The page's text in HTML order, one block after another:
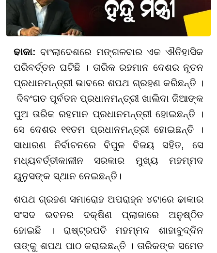
ଢାକା: ବାଂଲାଦେଶରେ ମଙ୍ଗଳବାର ଏକ ଐତିହାସିକ
ପରିବର୍ତ୍ତନ ଘଟିଛି । ତାରିକ ରହମାନ ଦେଶର ନୂତନ
ପ୍ରଧାନମନ୍ତ୍ରୀ ଭାବରେ ଶପଥ ଗ୍ରହଣ କରିଛନ୍ତି ।
ଦିବଂଗତ ପୂର୍ବତନ ପ୍ରଧାନମନ୍ତ୍ରୀ ଖାଲିଦା ଜିଆଙ୍କ
ପୁଅ ତାରିକ ରହମାନ ପ୍ରଧାନମନ୍ତ୍ରୀ ହୋଇଛନ୍ତି ।
ସେ ଦେଶର ୧୧ତମ ପ୍ରଧାନମନ୍ତ୍ରୀ ହୋଇଛନ୍ତି ।
ସାଧାରଣ ନିର୍ବାଚନରେ ବିପୁଳ ବିଜୟ ସହିତ, ସେ
ମଧ୍ୟବର୍ତ୍ତୀକାଳୀନ ସରକାର ମୁଖ୍ୟ ମହମ୍ମଦ
ୟୁନୁସଙ୍କ ସ୍ଥାନ ନେଇଛନ୍ତି।
ଶପଥ ଗ୍ରହଣ ସମାରୋହ ଅପରାହ୍ନ ୪ଟାରେ ଢାକାର
ସଂସଦ ଭବନର ଦକ୍ଷିଣ ପ୍ଲାଜାରେ ଅନୁଷ୍ଠିତ
ହୋଇଛି । ରାଷ୍ଟ୍ରପତି ମହମ୍ମଦ ଶାହାବୁଦ୍ଦିନ
ତାଙ୍କୁ ଶପଥ ପାଠ କରାଇଛନ୍ତି । ତାରିକଙ୍କ ସମେତ